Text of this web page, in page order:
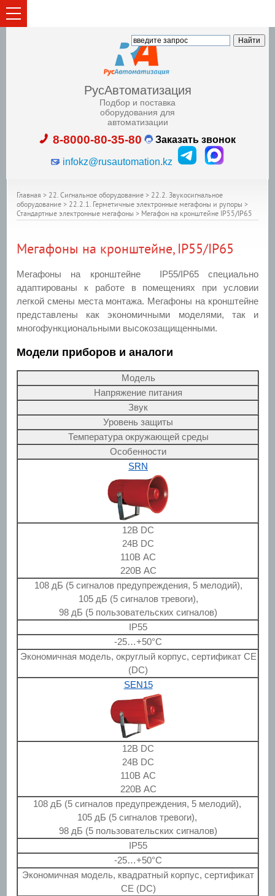
РусАвтоматизация
Подбор и поставка
оборудования для
автоматизации
8-8000-80-35-80 Заказать звонок
infokz@rusautomation.kz
Главная > 22. Сигнальное оборудование > 22.2. Звукосигнальное
оборудование > 22.2.1. Герметичные электронные мегафоны и рупоры >
Стандартные электронные мегафоны > Мегафон на кронштейне IP55/IP65
Мегафоны на кронштейне, IP55/IP65
Мегафоны на кронштейне IP55/IP65 специально
адаптированы к работе в помещениях при условии
легкой смены места монтажа. Мегафоны на кронштейне
представлены как экономичными моделями, так и
многофункциональными высокозащищенными.
Модели приборов и аналоги
Модель
Напряжение питания
Звук
Уровень защиты
Температура окружающей среды
Особенности
SRN
12В DC
24В DC
110В AC
220В AC
108 дБ (5 сигналов предупреждения, 5 мелодий),
105 дБ (5 сигналов тревоги),
98 дБ (5 пользовательских сигналов)
IP55
-25…+50°C
Экономичная модель, округлый корпус, сертификат CE
(DC)
SEN15
12В DC
24В DC
110В AC
220В AC
108 дБ (5 сигналов предупреждения, 5 мелодий),
105 дБ (5 сигналов тревоги),
98 дБ (5 пользовательских сигналов)
IP55
-25…+50°C
Экономичная модель, квадратный корпус, сертификат
CE (DC)